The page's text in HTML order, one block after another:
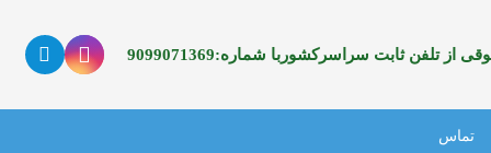
از تلفن ثابت سراسرکشوربا شماره:9099071369
تماس